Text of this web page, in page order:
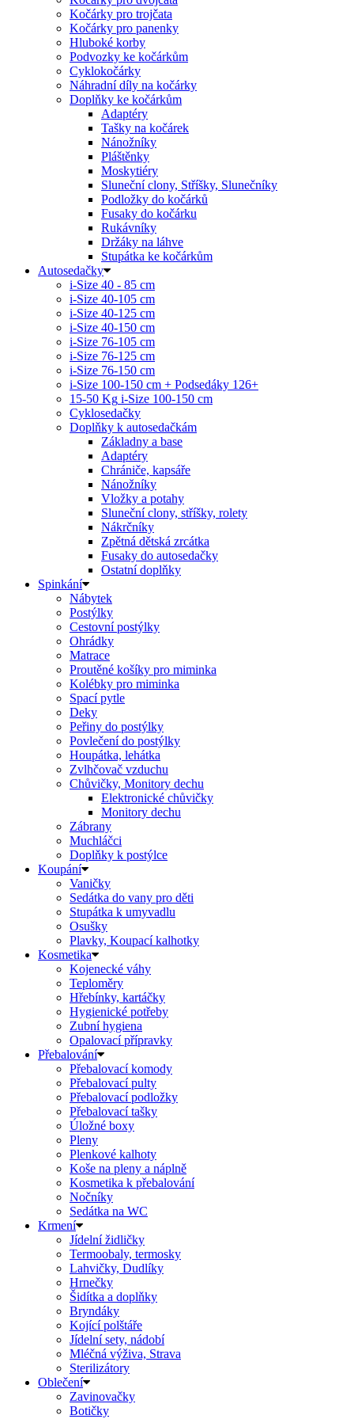
Kočárky pro trojčata
Kočárky pro panenky
Hluboké korby
Podvozky ke kočárkům
Cyklokočárky
Náhradní díly na kočárky
Doplňky ke kočárkům
Adaptéry
Tašky na kočárek
Nánožníky
Pláštěnky
Moskytiéry
Sluneční clony, Stříšky, Slunečníky
Podložky do kočárků
Fusaky do kočárku
Rukávníky
Držáky na láhve
Stupátka ke kočárkům
Autosedačky
i-Size 40 - 85 cm
i-Size 40-105 cm
i-Size 40-125 cm
i-Size 40-150 cm
i-Size 76-105 cm
i-Size 76-125 cm
i-Size 76-150 cm
i-Size 100-150 cm + Podsedáky 126+
15-50 Kg i-Size 100-150 cm
Cyklosedačky
Doplňky k autosedačkám
Základny a base
Adaptéry
Chrániče, kapsáře
Nánožníky
Vložky a potahy
Sluneční clony, stříšky, rolety
Nákrčníky
Zpětná dětská zrcátka
Fusaky do autosedačky
Ostatní doplňky
Spinkání
Nábytek
Postýlky
Cestovní postýlky
Ohrádky
Matrace
Proutěné košíky pro miminka
Kolébky pro miminka
Spací pytle
Deky
Peřiny do postýlky
Povlečení do postýlky
Houpátka, lehátka
Zvlhčovač vzduchu
Chůvičky, Monitory dechu
Elektronické chůvičky
Monitory dechu
Zábrany
Muchláčci
Doplňky k postýlce
Koupání
Vaničky
Sedátka do vany pro děti
Stupátka k umyvadlu
Osušky
Plavky, Koupací kalhotky
Kosmetika
Kojenecké váhy
Teploměry
Hřebínky, kartáčky
Hygienické potřeby
Zubní hygiena
Opalovací přípravky
Přebalování
Přebalovací komody
Přebalovací pulty
Přebalovací podložky
Přebalovací tašky
Úložné boxy
Pleny
Plenkové kalhoty
Koše na pleny a náplně
Kosmetika k přebalování
Nočníky
Sedátka na WC
Krmení
Jídelní židličky
Termoobaly, termosky
Lahvičky, Dudlíky
Hrnečky
Šidítka a doplňky
Bryndáky
Kojící polštáře
Jídelní sety, nádobí
Mléčná výživa, Strava
Sterilizátory
Oblečení
Zavinovačky
Botičky